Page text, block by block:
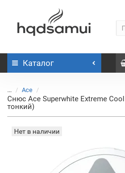
Каталог
... Ace
Снюс Ace Superwhite Extreme
тонкий)
Нет в наличии